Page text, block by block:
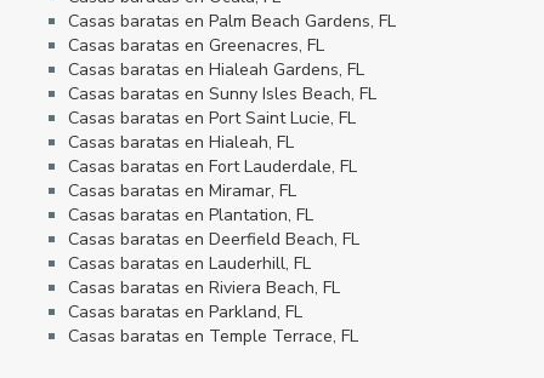
Casas baratas en Palm Beach Gardens, FL
Casas baratas en Greenacres, FL
Casas baratas en Hialeah Gardens, FL
Casas baratas en Sunny Isles Beach, FL
Casas baratas en Port Saint Lucie, FL
Casas baratas en Hialeah, FL
Casas baratas en Fort Lauderdale, FL
Casas baratas en Miramar, FL
Casas baratas en Plantation, FL
Casas baratas en Deerfield Beach, FL
Casas baratas en Lauderhill, FL
Casas baratas en Riviera Beach, FL
Casas baratas en Parkland, FL
Casas baratas en Temple Terrace, FL